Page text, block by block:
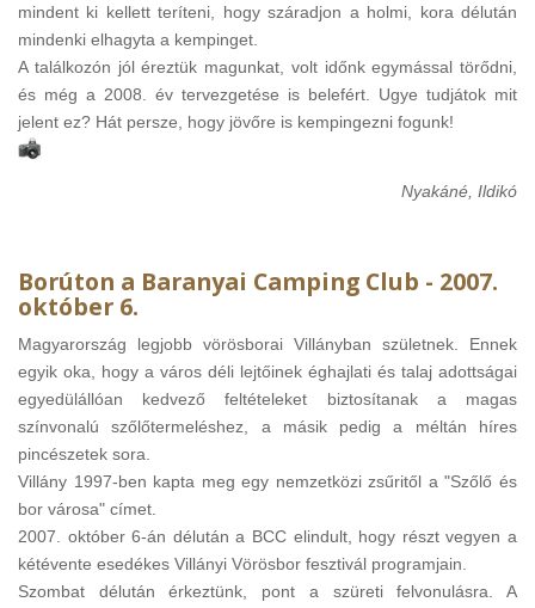
mindent ki kellett teríteni, hogy száradjon a holmi, kora délután
mindenki elhagyta a kempinget.
A találkozón jól éreztük magunkat, volt időnk egymással törődni,
és még a 2008. év tervezgetése is belefért. Ugye tudjátok mit
jelent ez? Hát persze, hogy jövőre is kempingezni fogunk!
Nyakáné, Ildikó
Borúton a Baranyai Camping Club - 2007.
október 6.
Magyarország legjobb vörösborai Villányban születnek. Ennek
egyik oka, hogy a város déli lejtőinek éghajlati és talaj adottságai
egyedülállóan kedvező feltételeket biztosítanak a magas
színvonalú szőlőtermeléshez, a másik pedig a méltán híres
pincészetek sora.
Villány 1997-ben kapta meg egy nemzetközi zsűritől a "Szőlő és
bor városa" címet.
2007. október 6-án délután a BCC elindult, hogy részt vegyen a
kétévente esedékes Villányi Vörösbor fesztivál programjain.
Szombat délután érkeztünk, pont a szüreti felvonulásra. A